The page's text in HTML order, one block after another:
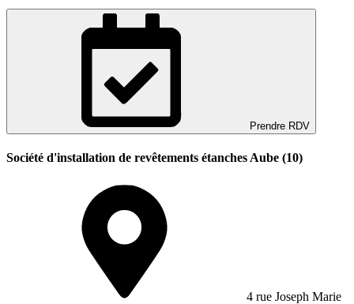
Prendre RDV
Société d'installation de revêtements étanches Aube (10)
4 rue Joseph Marie